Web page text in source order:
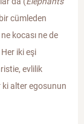
cümleden
kocası ne de
iki eşi
evlilik
ki alter egosunun